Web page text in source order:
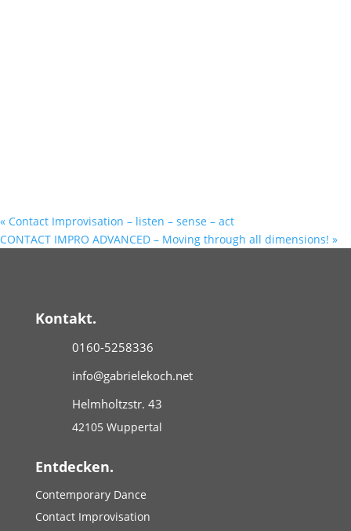
« Contact Improvisation – listen – sense – act
CONTACT IMPRO ADVANCED – Moving through all dimensions! »
Kontakt.
0160-5258336
info@gabrielekoch.net
Helmholtzstr. 43
42105 Wuppertal
Entdecken.
Contemporary Dance
Contact Improvisation